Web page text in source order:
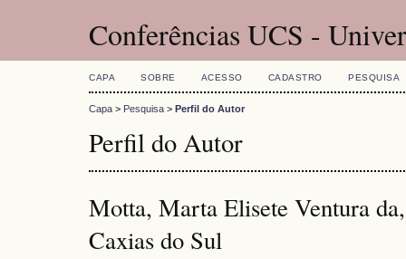
Conferências UCS -
CAPA SOBRE ACESSO CADASTRO PESQUISA
Capa > Pesquisa > Perfil do Autor
Perfil do Autor
Motta, Marta Elisete Ventura
Caxias do Sul